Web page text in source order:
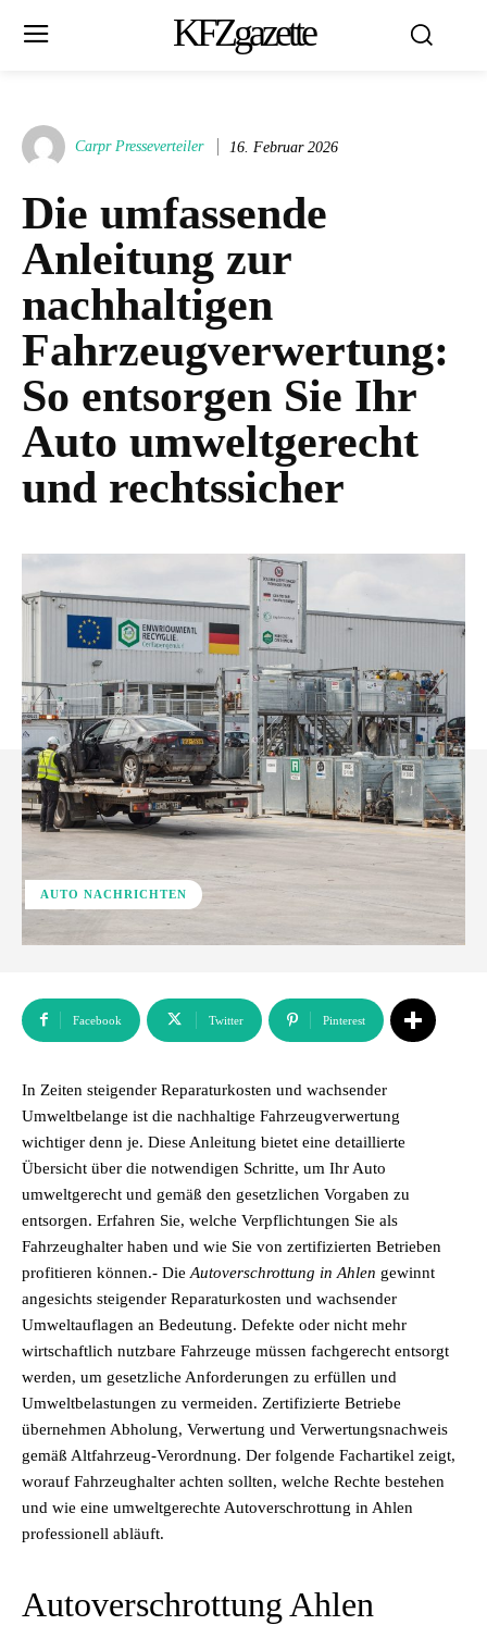
KFZgazette
Carpr Presseverteiler 16. Februar 2026
Die umfassende
Anleitung zur
nachhaltigen
Fahrzeugverwertung:
So entsorgen Sie Ihr
Auto umweltgerecht
und rechtssicher
AUTO NACHRICHTEN
Facebook Twitter Pinterest
In Zeiten steigender Reparaturkosten und wachsender
Umweltbelange ist die nachhaltige Fahrzeugverwertung
wichtiger denn je. Diese Anleitung bietet eine detaillierte
Übersicht über die notwendigen Schritte, um Ihr Auto
umweltgerecht und gemäß den gesetzlichen Vorgaben zu
entsorgen. Erfahren Sie, welche Verpflichtungen Sie als
Fahrzeughalter haben und wie Sie von zertifizierten Betrieben
profitieren können.- Die Autoverschrottung in Ahlen gewinnt
angesichts steigender Reparaturkosten und wachsender
Umweltauflagen an Bedeutung. Defekte oder nicht mehr
wirtschaftlich nutzbare Fahrzeuge müssen fachgerecht entsorgt
werden, um gesetzliche Anforderungen zu erfüllen und
Umweltbelastungen zu vermeiden. Zertifizierte Betriebe
übernehmen Abholung, Verwertung und Verwertungsnachweis
gemäß Altfahrzeug-Verordnung. Der folgende Fachartikel zeigt,
worauf Fahrzeughalter achten sollten, welche Rechte bestehen
und wie eine umweltgerechte Autoverschrottung in Ahlen
professionell abläuft.
Autoverschrottung Ahlen